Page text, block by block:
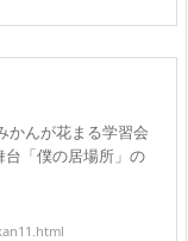
かんが花まる学習会
台「僕の居場所」の